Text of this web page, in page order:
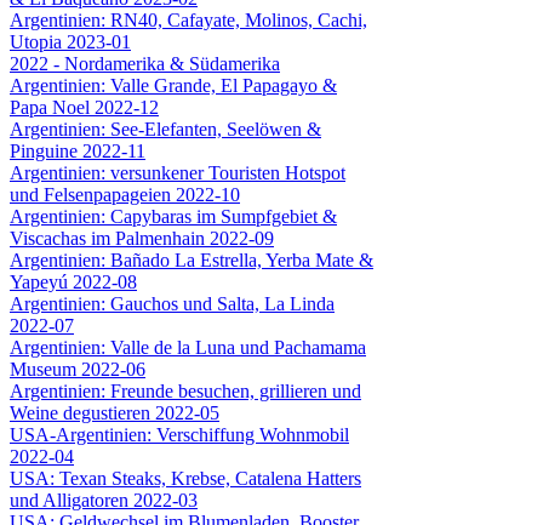
Argentinien: RN40, Cafayate, Molinos, Cachi,
Utopia 2023-01
2022 - Nordamerika & Südamerika
Argentinien: Valle Grande, El Papagayo &
Papa Noel 2022-12
Argentinien: See-Elefanten, Seelöwen &
Pinguine 2022-11
Argentinien: versunkener Touristen Hotspot
und Felsenpapageien 2022-10
Argentinien: Capybaras im Sumpfgebiet &
Viscachas im Palmenhain 2022-09
Argentinien: Bañado La Estrella, Yerba Mate &
Yapeyú 2022-08
Argentinien: Gauchos und Salta, La Linda
2022-07
Argentinien: Valle de la Luna und Pachamama
Museum 2022-06
Argentinien: Freunde besuchen, grillieren und
Weine degustieren 2022-05
USA-Argentinien: Verschiffung Wohnmobil
2022-04
USA: Texan Steaks, Krebse, Catalena Hatters
und Alligatoren 2022-03